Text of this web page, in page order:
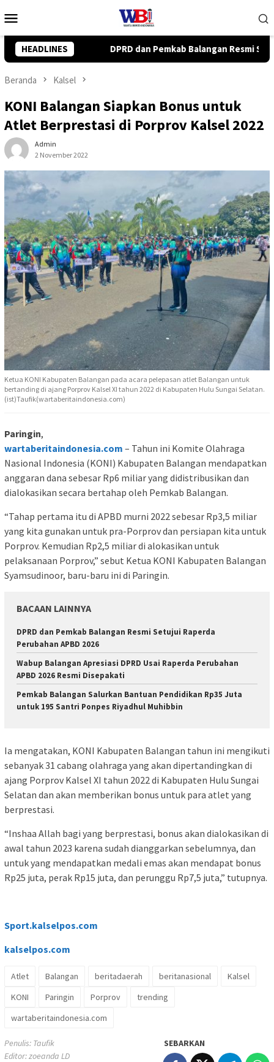
ke
Mobile
HEADLINES
Balangan Resmi Setujui Raperda Perubahan APBD 2026
Beranda Kalsel
KONI Balangan Siapkan Bonus untuk
Atlet Berprestasi di Porprov Kalsel 2022
Admin
2 November 2022
Ketua KONI Kabupaten Balangan pada acara pelepasan atlet Balangan untuk
bertanding di ajang Porprov Kalsel XI tahun 2022 di Kabupaten Hulu Sungai Selatan.
(ist)Taufik(wartaberitaindonesia.com)
Paringin,
wartaberitaindonesia.com – Tahun ini Komite Olahraga
Nasional Indonesia (KONI) Kabupaten Balangan mendapatkan
anggaran dana sebesar Rp6 miliar yang didistribusikan dan
dialokasikan secara bertahap oleh Pemkab Balangan.
“Tahap pertama itu di APBD murni 2022 sebesar Rp3,5 miliar
yang kita gunakan untuk pra-Porprov dan persiapan kita untuk
Porprov. Kemudian Rp2,5 miliar di alokasikan untuk
pelaksanaan Porprov,” sebut Ketua KONI Kabupaten Balangan
Syamsudinoor, baru-baru ini di Paringin.
BACAAN LAINNYA
DPRD dan Pemkab Balangan Resmi Setujui Raperda
Perubahan APBD 2026
Wabup Balangan Apresiasi DPRD Usai Raperda Perubahan
APBD 2026 Resmi Disepakati
Pemkab Balangan Salurkan Bantuan Pendidikan Rp35 Juta
untuk 195 Santri Ponpes Riyadhul Muhibbin
Ia mengatakan, KONI Kabupaten Balangan tahun ini mengikuti
sebanyak 31 cabang olahraga yang akan dipertandingkan di
ajang Porprov Kalsel XI tahun 2022 di Kabupaten Hulu Sungai
Selatan dan akan memberikan bonus untuk para atlet yang
berprestasi.
“Inshaa Allah bagi yang berprestasi, bonus akan dialokasikan di
awal tahun 2023 karena sudah dianggarkan sebelumnya, dan
untuk yang mendapatkan medali emas akan mendapat bonus
Rp25 juta, perak Rp15 juta, dan perunggu Rp7,5 juta,” tutupnya.
Sport.kalselpos.com
kalselpos.com
Atlet Balangan beritadaerah beritanasional
Kalsel
KONI
Paringin Porprov
trending
wartaberitaindonesia.com
Penulis: Taufik
Editor: zoeanda LD
SEBARKAN